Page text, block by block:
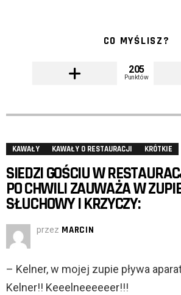
CO MYŚLISZ?
205
Punktów
KAWAŁY KAWAŁY O RESTAURACJI KRÓTKIE
SIEDZI GOŚCIU W
PO CHWILI ZAUWAŻA W
SŁUCHOWY I KRZYCZY:
przez MARCIN
– Kelner, w mojej zupie pływa
Kelner!! Keeelneeeeeer!!!